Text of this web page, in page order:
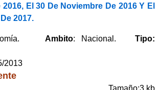
2016, El 30 De Noviembre De 2016 Y El
2017.
Ambito: Nacional.Tipo:
2013
Tamaño:3 kb